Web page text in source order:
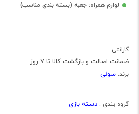
لوازم همراه: جعبه (بسته بندی مناسب)
گارانتی
ضمانت اصالت و بازگشت کالا تا 7 روز
برند: سونی
گروه بندی : دسته بازی